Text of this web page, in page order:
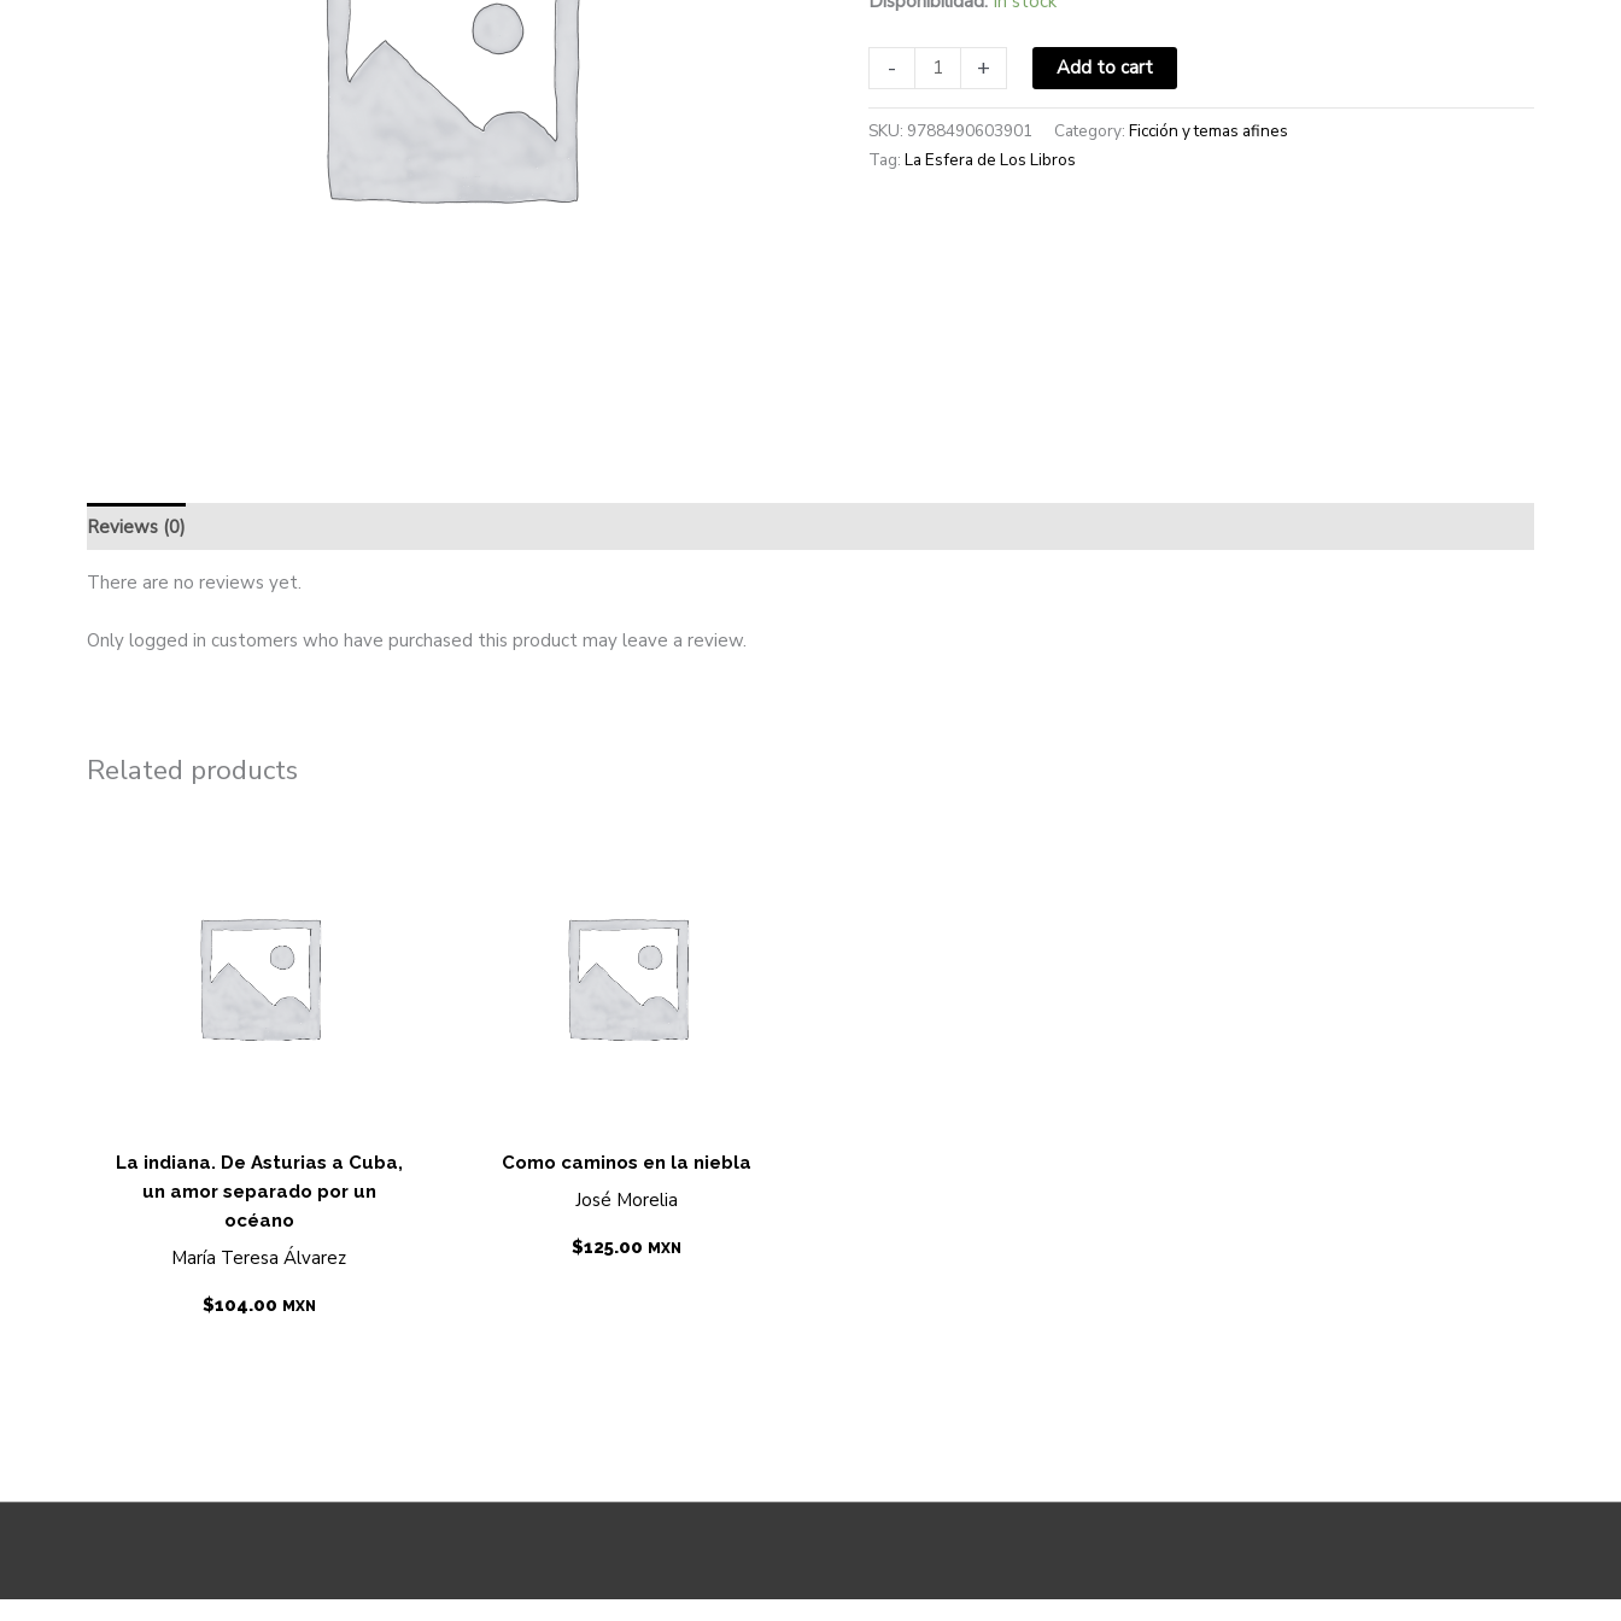
- + Add to cart
SKU: 9788490603901 Category: Ficción y temas afines
Tag: La Esfera de Los Libros
Reviews (0)
There are no reviews yet.
Only logged in customers who have purchased this product may leave a review.
Related products
La indiana. De Asturias a Cuba,
un amor separado por un
océano
María Teresa Álvarez
$104.00 MXN
Como caminos en la niebla
José Morelia
$125.00 MXN